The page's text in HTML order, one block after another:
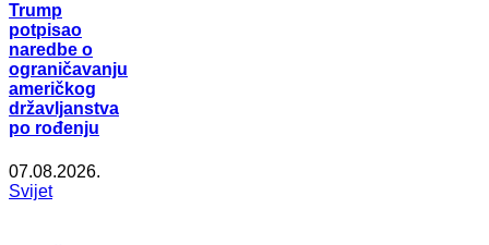
Trump
potpisao
naredbe o
ograničavanju
američkog
državljanstva
po rođenju
07.08.2026.
Svijet